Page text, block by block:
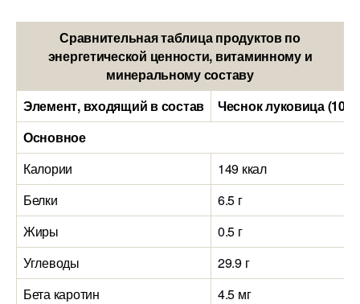
Сравнительная таблица продуктов по
энергетической ценности, витаминному и
минеральному составу
Элемент, входящий в состав
Чеснок луковица (100
Основное
Калории
149 ккал
Белки
6.5 г
Жиры
0.5 г
Углеводы
29.9 г
Бета каротин
4.5 мг